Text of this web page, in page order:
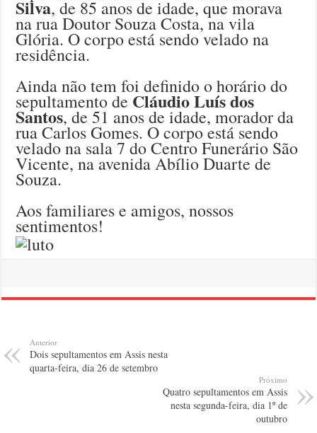
Silva, de 85 anos de idade, que morava
na rua Doutor Souza Costa, na vila
Glória. O corpo está sendo velado na
residência.
Ainda não tem foi definido o horário do
sepultamento de Cláudio Luís dos
Santos, de 51 anos de idade, morador da
rua Carlos Gomes. O corpo está sendo
velado na sala 7 do Centro Funerário São
Vicente, na avenida Abílio Duarte de
Souza.
Aos familiares e amigos, nossos
sentimentos!
Anterior
Dois sepultamentos em Assis nesta
quarta-feira, dia 26 de setembro
Próximo
Quatro sepultamentos em Assis
nesta segunda-feira, dia 1º de
outubro